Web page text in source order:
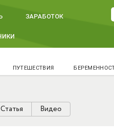
ЗАРАБОТОК
ПУТЕШЕСТВИЯ
Статья Видео